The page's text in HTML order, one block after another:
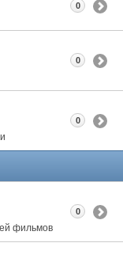
0
0
0
фильмов
0